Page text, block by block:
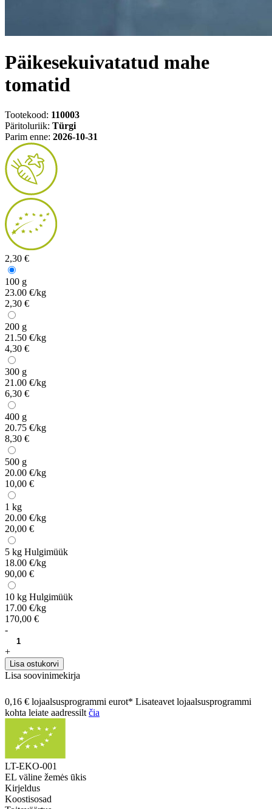
Päikesekuivatatud mahe
tomatid
Tootekood: 110003
Päritoluriik: Türgi
Parim enne: 2026-10-31
2,30 €
100 g
23.00 €/kg
2,30 €
200 g
21.50 €/kg
4,30 €
300 g
21.00 €/kg
6,30 €
400 g
20.75 €/kg
8,30 €
500 g
20.00 €/kg
10,00 €
1 kg
20.00 €/kg
20,00 €
5 kg Hulgimüük
18.00 €/kg
90,00 €
10 kg Hulgimüük
17.00 €/kg
170,00 €
-
+
Lisa ostukorvi
Lisa soovinimekirja
0,16 € lojaalsusprogrammi eurot* Lisateavet lojaalsusprogrammi
kohta leiate aadressilt čia
LT-EKO-001
EL väline žemės ūkis
Kirjeldus
Koostisosad